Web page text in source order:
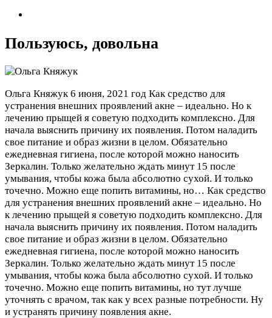
Пользуюсь, довольна
Ольга Княжук 6 июня, 2021 год Как средство для
устранения внешних проявлений акне – идеально. Но к
лечению прыщей я советую подходить комплексно. Для
начала выяснить причину их появления. Потом наладить
свое питание и образ жизни в целом. Обязательно
ежедневная гигиена, после которой можно наносить
Зеркалин. Только желательно ждать минут 15 после
умывания, чтобы кожа была абсолютно сухой. И только
точечно. Можно еще попить витамины, но… Как средство
для устранения внешних проявлений акне – идеально. Но
к лечению прыщей я советую подходить комплексно. Для
начала выяснить причину их появления. Потом наладить
свое питание и образ жизни в целом. Обязательно
ежедневная гигиена, после которой можно наносить
Зеркалин. Только желательно ждать минут 15 после
умывания, чтобы кожа была абсолютно сухой. И только
точечно. Можно еще попить витамины, но тут лучше
уточнять с врачом, так как у всех разные потребности. Ну
и устранять причину появления акне.